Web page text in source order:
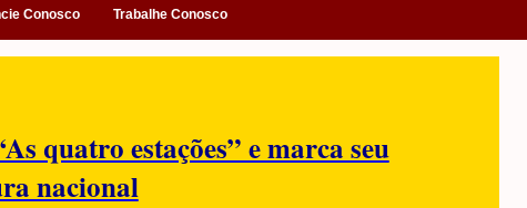
Conosco Trabalhe Conosco
quatro estações” e marca seu
nacional